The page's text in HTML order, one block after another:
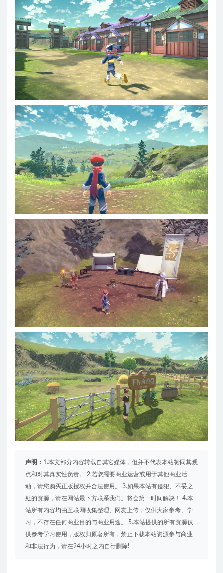
声明： 1.本文部分内容转载自其它媒体，但并不代表本站赞同其观
点和对其真实性负责。 2.若您需要商业运营或用于其他商业活
动，请您购买正版授权并合法使用。 3.如果本站有侵犯、不妥之
处的资源，请在网站最下方联系我们。将会第一时间解决！ 4.本
站所有内容均由互联网收集整理、网友上传，仅供大家参考、学
习，不存在任何商业目的与商业用途。 5.本站提供的所有资源仅
供参考学习使用，版权归原著所有，禁止下载本站资源参与商业
和非法行为，请在24小时之内自行删除!